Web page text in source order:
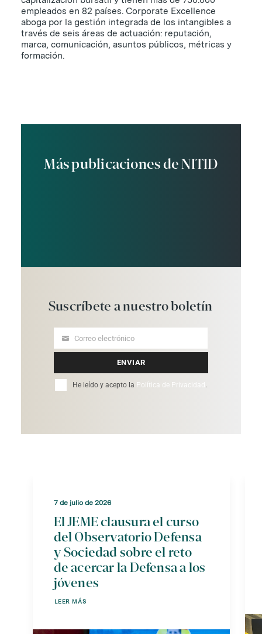
empleados en 82 países. Corporate Excellence
aboga por la gestión integrada de los intangibles a
través de seis áreas de actuación: reputación,
marca, comunicación, asuntos públicos, métricas y
formación.
Más publicaciones de NITID
Suscríbete a nuestroboletín
Your
Correo electrónico
ENVIAR
He leído y acepto la Política de Privacidad .
7 de julio de 2026
El JEME clausura el curso
del Observatorio Defensa
y Sociedad sobre el reto
de acercar la Defensa a los
jóvenes
LEER MÁS